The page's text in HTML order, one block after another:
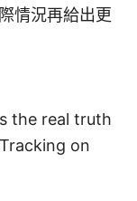
情況再給出更
the real truth
on